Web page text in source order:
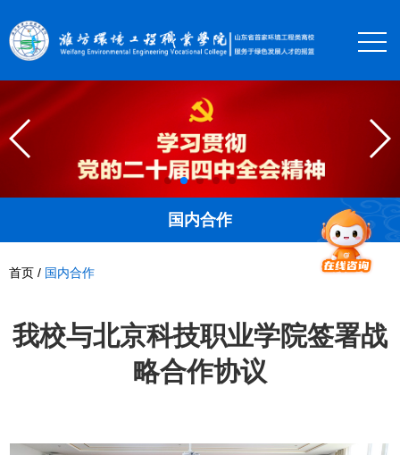
国内合作
首页 / 国内合作
我校与北京科技职业学院签署战
略合作协议